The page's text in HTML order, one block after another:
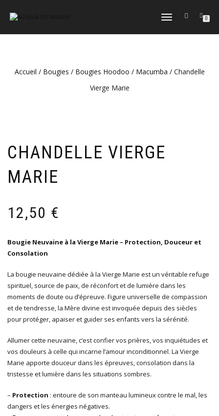
DÉPLIER
NAVIGATION
0
Accueil / Bougies / Bougies Hoodoo / Macumba / Chandelle
Vierge Marie
CHANDELLE VIERGE
MARIE
12,50 €
Bougie Neuvaine à la Vierge Marie – Protection, Douceur et
Consolation
La bougie neuvaine dédiée à la Vierge Marie est un véritable refuge
spirituel, source de paix, de réconfort et de lumière dans les
moments de doute ou d’épreuve. Figure universelle de compassion
et de tendresse, la Mère divine est invoquée depuis des siècles
pour protéger, apaiser et guider ses enfants vers la sérénité.
Allumer cette neuvaine, c’est confier vos prières, vos inquiétudes et
vos douleurs à celle qui incarne l’amour inconditionnel. La Vierge
Marie apporte douceur dans les épreuves, consolation dans la
tristesse et lumière dans les situations sombres.
– Protection : entoure de son manteau lumineux contre le mal, les
dangers et les énergies négatives.